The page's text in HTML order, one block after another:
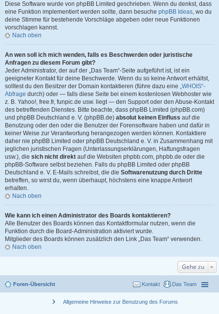
Diese Software wurde von phpBB Limited geschrieben. Wenn du denkst, dass
eine Funktion implementiert werden sollte, dann besuche phpBB Ideas, wo du
deine Stimme für bestehende Vorschläge abgeben oder neue Funktionen
vorschlagen kannst.
Nach oben
An wen soll ich mich wenden, falls es Beschwerden oder juristische
Anfragen zu diesem Forum gibt?
Jeder Administrator, der auf der „Das Team“-Seite aufgeführt ist, ist ein
geeigneter Kontakt für deine Beschwerde. Wenn du so keine Antwort erhältst,
solltest du den Besitzer der Domain kontaktieren (führe dazu eine „WHOIS“-
Abfrage durch) oder — falls diese Seite bei einem kostenlosen Webhoster wie
z. B. Yahoo!, free.fr, funpic.de usw. liegt — den Support oder den Abuse-Kontakt
des betreffenden Dienstes. Bitte beachte, dass phpBB Limited (phpBB.com)
und phpBB Deutschland e. V. (phpBB.de) absolut keinen Einfluss auf die
Benutzung oder den oder die Benutzer der Forensoftware haben und dafür in
keiner Weise zur Verantwortung herangezogen werden können. Kontaktiere
daher nie phpBB Limited oder phpBB Deutschland e. V. in Zusammenhang mit
jeglichen juristischen Fragen (Unterlassungserklärungen, Haftungsfragen
usw.), die sich nicht direkt auf die Websiten phpbb.com, phpbb.de oder die
phpBB-Software selbst beziehen. Falls du phpBB Limited oder phpBB
Deutschland e. V. E-Mails schreibst, die die Softwarenutzung durch Dritte
betreffen, so wirst du, wenn überhaupt, höchstens eine knappe Antwort
erhalten.
Nach oben
Wie kann ich einen Administrator des Boards kontaktieren?
Alle Benutzer des Boards können das Kontaktformular nutzen, wenn die
Funktion durch die Board-Administration aktiviert wurde.
Mitglieder des Boards können zusätzlich den Link „Das Team“ verwenden.
Nach oben
Gehe zu
Foren-Übersicht Das Team
Kontakt
chevron_right Allgemeine Hinweise zur Benutzung des Forums